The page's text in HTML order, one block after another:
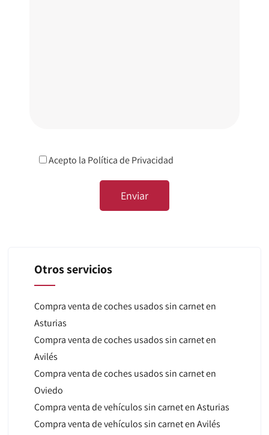
Acepto la Política de Privacidad
Otros servicios
Compra venta de coches usados sin carnet en
Asturias
Compra venta de coches usados sin carnet en
Avilés
Compra venta de coches usados sin carnet en
Oviedo
Compra venta de vehículos sin carnet en Asturias
Compra venta de vehículos sin carnet en Avilés